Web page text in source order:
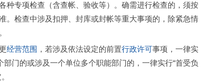
专项检查（含查帐、验收等）。确需进行检查的，须按
。检查中涉及扣押、封库或封帐等重大事项的，除紧急情
经营范围 ，若涉及依法设定的前置行政许可事项，一律实
门的或涉及一个单位多个职能部门的，一律实行“首受负